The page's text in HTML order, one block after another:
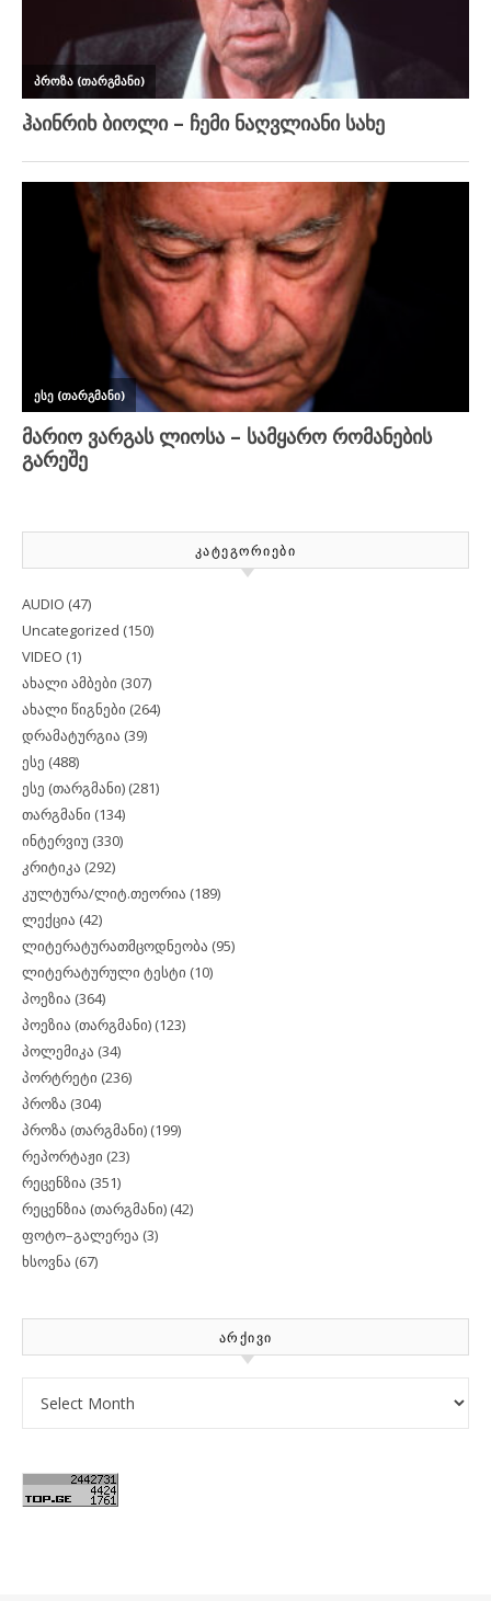
ᲙᲐᲢᲔᲒᲝᲠᲘᲔᲑᲘ
AUDIO (47)
Uncategorized (150)
VIDEO (1)
ახალი ამბები (307)
ახალი წიგნები (264)
დრამატურგია (39)
ესე (488)
ესე (თარგმანი) (281)
თარგმანი (134)
ინტერვიუ (330)
კრიტიკა (292)
კულტურა/ლიტ.თეორია (189)
ლექცია (42)
ლიტერატურათმცოდნეობა (95)
ლიტერატურული ტესტი (10)
პოეზია (364)
პოეზია (თარგმანი) (123)
პოლემიკა (34)
პორტრეტი (236)
პროზა (304)
პროზა (თარგმანი) (199)
რეპორტაჟი (23)
რეცენზია (351)
რეცენზია (თარგმანი) (42)
ფოტო–გალერეა (3)
ხსოვნა (67)
ᲐᲠᲥᲘᲕᲘ